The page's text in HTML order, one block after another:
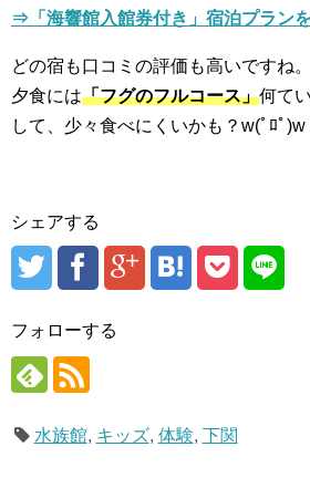
⇒「海響館入館券付き」宿泊プラン
どの宿も口コミの評価も高いですね。
夕食には「フグのフルコース」何て
して、少々食べにくいかも？w(ﾟﾛﾟ)w
シェアする
フォローする
水族館, キッズ, 体験, 下関